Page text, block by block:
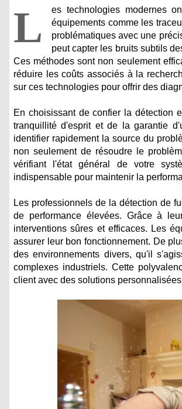
L
es technologies modernes
équipements comme les
problématiques avec une
peut capter les bruits subtils
Ces méthodes sont non seulement
réduire les coûts associés à la
sur ces technologies pour offrir des
En choisissant de confier la détection
tranquillité d'esprit et de la garantie
identifier rapidement la source du
non seulement de résoudre le
vérifiant l'état général de votre
indispensable pour maintenir la
Les professionnels de la détection de
de performance élevées. Grâce à
interventions sûres et efficaces. Les
assurer leur bon fonctionnement. De
des environnements divers, qu'il
complexes industriels. Cette
client avec des solutions